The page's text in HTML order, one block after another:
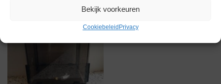
Bekijk voorkeuren
Cookiebeleid Privacy